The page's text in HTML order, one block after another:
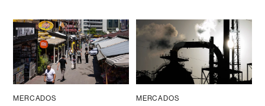
MERCADOS MERCADOS